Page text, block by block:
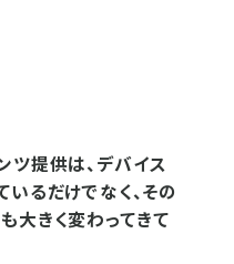
ツ提供は、デバイス
るだけでなく、その
大きく変わってきて